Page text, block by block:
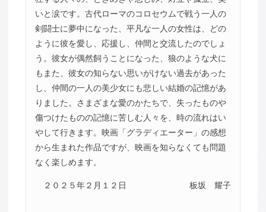
いと涙です。古代ローマのコロセウムで戦う一人の
剣闘士に夢中になった、平凡な一人の女性は、どの
ように彼を愛し、応援し、仲間と交流したのでしょ
う。彼女が偶然飼うことになった、狼のような犬に
もまた、彼女の知らない思いがけない過去があった
し、仲間の一人の美少女にも悲しい結婚の記憶があ
りました。さまざまな愛のかたちで、失ったものや
傷つけたものの記憶に苦しむ人々を、時の流れはい
やして行きます。映画「グラディエーター」の感想
から生まれた作品ですが、映画を知らなくても問題
なく楽しめます。
２０２５年２月１２日 板坂 耀子